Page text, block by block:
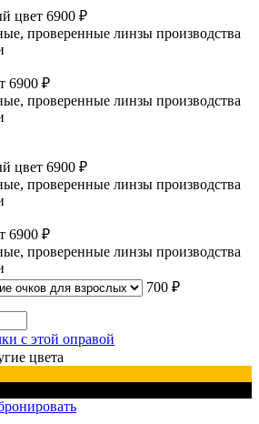
цвет 6900 ₽
проверенные линзы производства
6900 ₽
проверенные линзы производства
цвет 6900 ₽
проверенные линзы производства
6900 ₽
проверенные линзы производства
700 ₽
с этой оправой
цвета